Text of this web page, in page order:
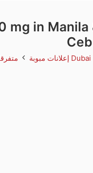
mg in Manila
Dubai إعلانات مبوبة